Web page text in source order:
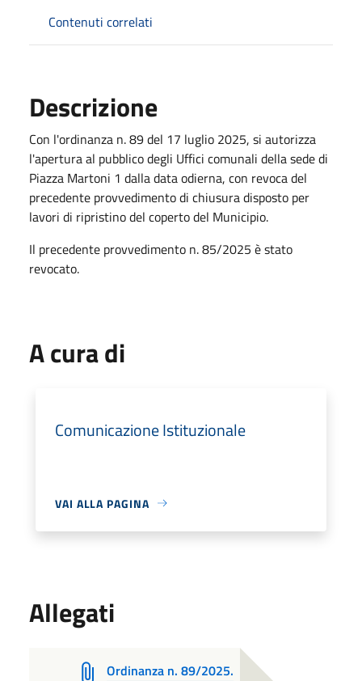
Contenuti correlati
Descrizione
Con l'ordinanza n. 89 del 17 luglio 2025, si autorizza
l'apertura al pubblico degli Uffici comunali della sede di
Piazza Martoni 1 dalla data odierna, con revoca del
precedente provvedimento di chiusura disposto per
lavori di ripristino del coperto del Municipio.
Il precedente provvedimento n. 85/2025 è stato
revocato.
A cura di
Comunicazione Istituzionale
VAI ALLA PAGINA
Allegati
Ordinanza n. 89/2025.